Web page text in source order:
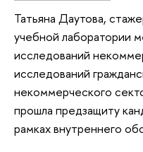
Татьяна Даутова,
учебной лаборатории
исследований
исследований
некоммерческого
прошла предзащиту
рамках внутреннего